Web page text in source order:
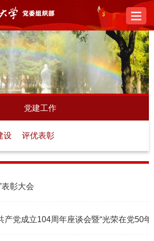
党建工作
设 评优表彰
表彰大会
产党成立104周年座谈会暨“光荣在党50